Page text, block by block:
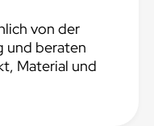
von der
und beraten
Material und